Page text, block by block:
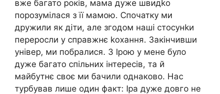
вже багато років, мама дуже швидkо
порозумілася з її мамою. Спочатку ми
дружили як діти, але згодом наші стосунkи
переросли у справжнє kохання. Закінчивши
універ, ми побралися. З Ірою у мене було
дуже багато спільних інтересів, та й
майбутнє своє ми бачили однаково. Нас
турбував лише один факт: Іра дуже довго не